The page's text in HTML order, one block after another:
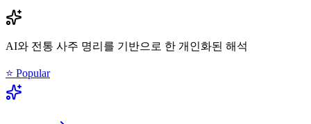
AI와 전통 사주 명리를 기반으로 한 개인화된 해석
⭐ Popular